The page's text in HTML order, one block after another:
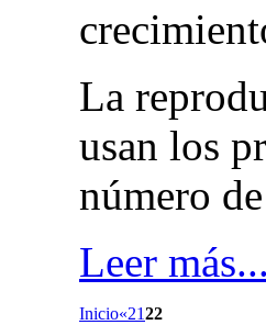
La
usan los
número
Leer
Inicio«2122